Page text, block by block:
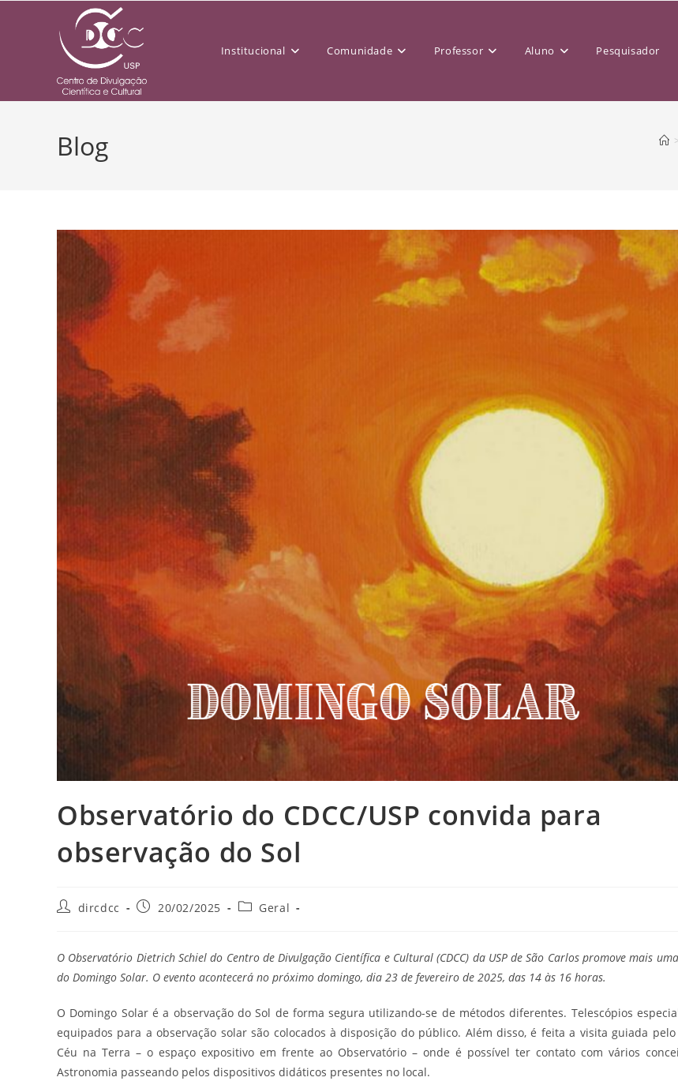
Institucional Comunidade Professor Aluno Pesquisador
Blog >
Observatório do CDCC/USP convida para
observação do Sol
dircdcc 20/02/2025 Geral
O Observatório Dietrich Schiel do Centro de Divulgação Científica e Cultural (CDCC) da USP de São Carlos promove mais
do Domingo Solar. O evento acontecerá no próximo domingo, dia 23 de fevereiro de 2025, das 14 às 16 horas.
O Domingo Solar é a observação do Sol de forma segura utilizando-se de métodos diferentes. Telescópios
equipados para a observação solar são colocados à disposição do público. Além disso, é feita a visita guiada pelo
Céu na Terra – o espaço expositivo em frente ao Observatório – onde é possível ter contato com vários
Astronomia passeando pelos dispositivos didáticos presentes no local.